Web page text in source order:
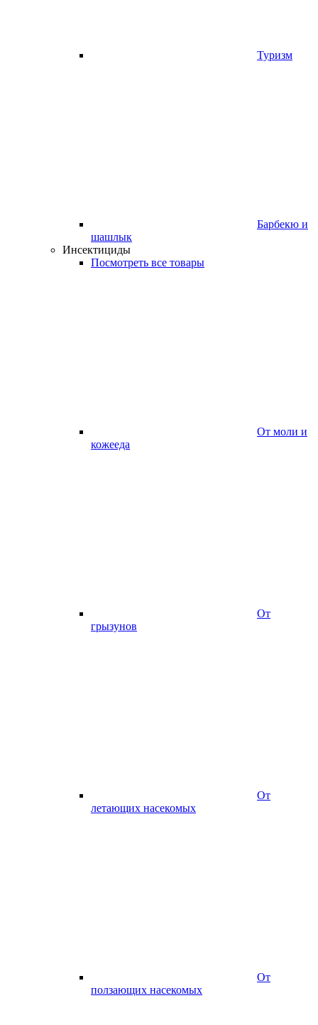
Туризм
Барбекю и
шашлык
Инсектициды
Посмотреть все товары
От моли и
кожееда
От
грызунов
От
летающих насекомых
От
ползающих насекомых